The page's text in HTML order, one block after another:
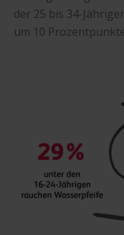
der 25 bis 34-
um 10